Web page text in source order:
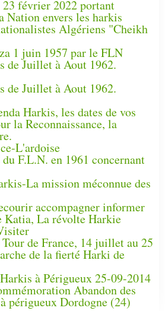
février 2022 portant
Nation envers les harkis
Algériens "Cheikh
1 juin 1957 par le FLN
de Juillet à Aout 1962.
de Juillet à Aout 1962.
Harkis, les dates de vos
la Reconnaissance, la
L'ardoise
F.L.N. en 1961 concernant
La mission méconnue des
accompagner informer
Katia, La révolte Harkie
de France, 14 juillet au 25
de la fierté Harki de
à Périgueux 25-09-2014
Abandon des
périgueux Dordogne (24)